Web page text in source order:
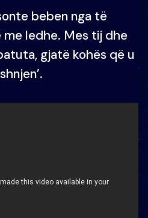
beben nga të
ledhe. Mes tij dhe
gjatë kohës që u